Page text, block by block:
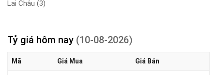
Lai Châu (3)
Tỷ giá hôm nay (10-08-2026)
Mã Giá Mua Giá Bán